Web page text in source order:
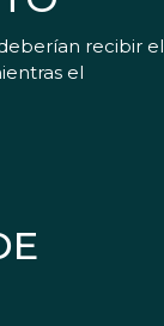
recibir el
el